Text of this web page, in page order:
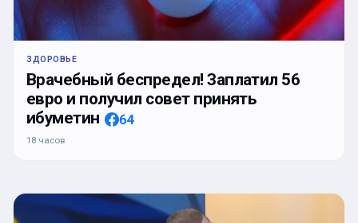
ЗДОРОВЬЕ
Врачебный беспредел! Заплатил 56
евро и получил совет принять
ибуметин
64
18 часов